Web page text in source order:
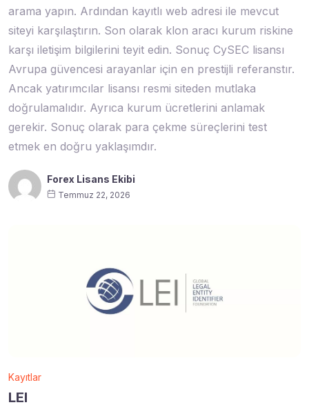
arama yapın. Ardından kayıtlı web adresi ile mevcut
siteyi karşılaştırın. Son olarak klon aracı kurum riskine
karşı iletişim bilgilerini teyit edin. Sonuç CySEC lisansı
Avrupa güvencesi arayanlar için en prestijli referanstır.
Ancak yatırımcılar lisansı resmi siteden mutlaka
doğrulamalıdır. Ayrıca kurum ücretlerini anlamak
gerekir. Sonuç olarak para çekme süreçlerini test
etmek en doğru yaklaşımdır.
Forex Lisans Ekibi
Temmuz 22, 2026
Kayıtlar
LEI